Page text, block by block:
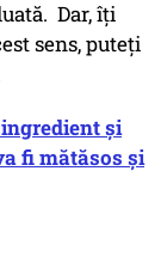
Dar, îți
sens, puteți
și
fi mătăsos și